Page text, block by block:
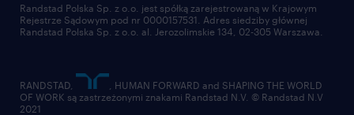
Randstad Polska Sp. z o.o. jest spółką zarejestrowaną w Krajowym
Rejestrze Sądowym pod nr 0000157531. Adres siedziby głównej
Randstad Polska Sp. z o.o. al. Jerozolimskie 134, 02-305 Warszawa.
RANDSTAD,
, HUMAN FORWARD and SHAPING THE WORLD
OF WORK są zastrzeżonymi znakami Randstad N.V. © Randstad N.V
2021